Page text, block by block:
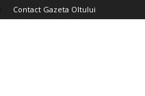
Contact Gazeta Oltului